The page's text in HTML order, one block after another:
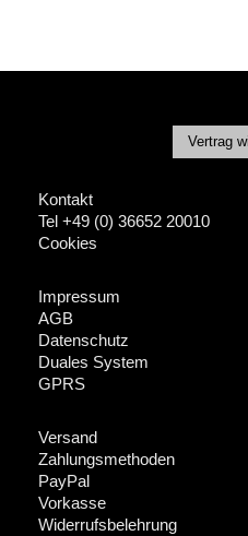
Vertrag
Kontakt
Tel +49 (0) 36652 20010
Cookies
Impressum
AGB
Datenschutz
Duales System
GPRS
Versand
Zahlungsmethoden
PayPal
Vorkasse
Widerrufsbelehrung